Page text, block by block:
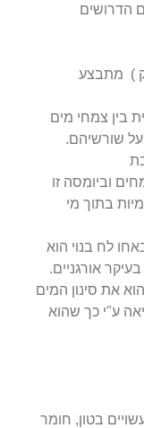
הדרושים
) מתבצע
בין צמחי מים
על שורשיהם.
וביומסה זו
בתוך מי
לח בנוי הוא
אורגניים.
את סינון המים
ע"י כך שהוא
בטון, חומר